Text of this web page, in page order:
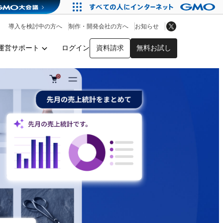
営サポート ログイン 資料請求 無料お試し
導入を検討中の方へ 制作・開発会社の方へ お知らせ
アプリストア